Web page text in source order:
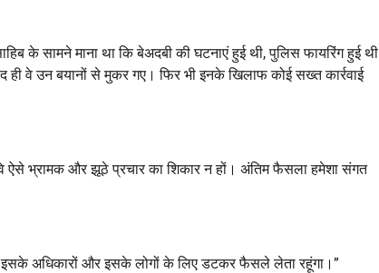
के सामने माना था कि बेअदबी की घटनाएं हुई थी, पुलिस फायरिंग हुई थी
ही वे उन बयानों से मुकर गए। फिर भी इनके खिलाफ कोई सख्त कार्रवाई
भ्रामक और झूठे प्रचार का शिकार न हों। अंतिम फैसला हमेशा संगत
इसके अधिकारों और इसके लोगों के लिए डटकर फैसले लेता रहूंगा।”